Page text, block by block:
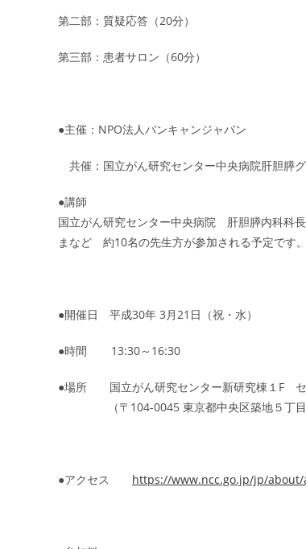
第二部：質疑応答（20分）
第三部：患者サロン（60分）
●主催：NPO法人パンキャンジャパン
共催：国立がん研究センター中央病院肝胆膵
●講師
国立がん研究センター中央病院 肝胆膵内科科
まなど 約10名の先生方が参加される予定です。
●開催日 平成30年 3月21日（祝・水）
●時間 13:30～16:30
●場所 国立がん研究センター新研究棟１F セ
（〒104-0045 東京都中央区築地５丁目
●アクセス https://www.ncc.go.jp/jp/